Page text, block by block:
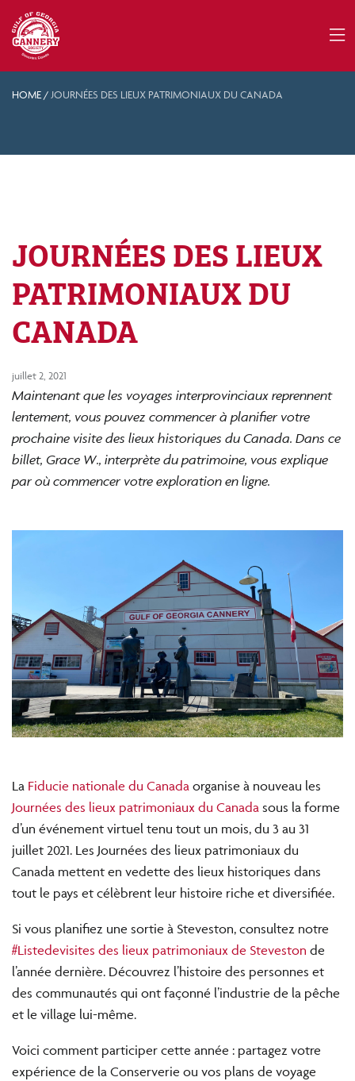
HOME / JOURNÉES DES LIEUX PATRIMONIAUX DU CANADA
JOURNÉES DES LIEUX
PATRIMONIAUX DU
CANADA
juillet 2, 2021
Maintenant que les voyages interprovinciaux reprennent
lentement, vous pouvez commencer à planifier votre
prochaine visite des lieux historiques du Canada. Dans ce
billet, Grace W., interprète du patrimoine, vous explique
par où commencer votre exploration en ligne.
La Fiducie nationale du Canada organise à nouveau les
Journées des lieux patrimoniaux du Canada sous la forme
d’un événement virtuel tenu tout un mois, du 3 au 31
juillet 2021. Les Journées des lieux patrimoniaux du
Canada mettent en vedette des lieux historiques dans
tout le pays et célèbrent leur histoire riche et diversifiée.
Si vous planifiez une sortie à Steveston, consultez notre
#Listedevisites des lieux patrimoniaux de Steveston de
l’année dernière. Découvrez l’histoire des personnes et
des communautés qui ont façonné l’industrie de la pêche
et le village lui-même.
Voici comment participer cette année : partagez votre
expérience de la Conserverie ou vos plans de voyage